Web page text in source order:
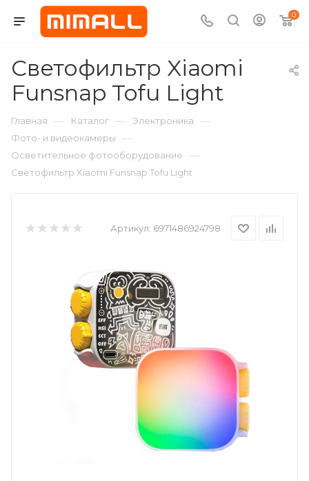
0
Светофильтр Xiaomi
Funsnap Tofu Light
Главная — Каталог — Электроника —
Фото- и видеокамеры —
Осветительное фотооборудование —
Светофильтр Xiaomi Funsnap Tofu Light
Артикул: 6971486924798